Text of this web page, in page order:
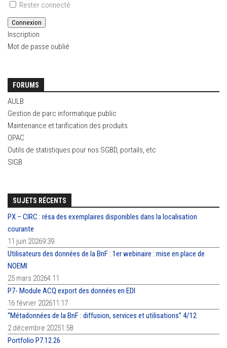
Rester connecté
Connexion
Inscription
Mot de passe oublié
FORUMS
AULB
Gestion de parc informatique public
Maintenance et tarification des produits
OPAC
Outils de statistiques pour nos SGBD, portails, etc
SIGB
SUJETS RÉCENTS
PX – CIRC : résa des exemplaires disponibles dans la localisation
courante
11 juin 20269:39
Utilisateurs des données de la BnF : 1er webinaire : mise en place de
NOEMI
25 mars 20264:11
P7- Module ACQ export des données en EDI
16 février 202611:17
“Métadonnées de la BnF : diffusion, services et utilisations” 4/12
2 décembre 20251:58
Portfolio P7.12.26